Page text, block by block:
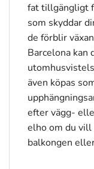
fat tillgängligt
som skyddar
de förblir
Barcelona kan
även köpas
efter vägg-
elho om du vill
balkongen